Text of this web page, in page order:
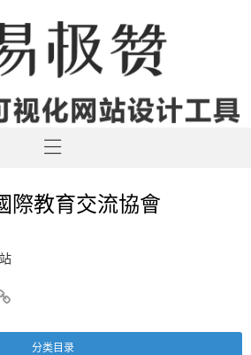
際教育交流協會
分类目录